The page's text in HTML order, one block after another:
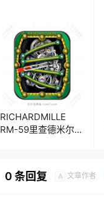
盘.clock k06019
17194
RICHARDMILLE
RM-59里查德米尔高
盘.clock 26057
0 条回复 A 文章作者